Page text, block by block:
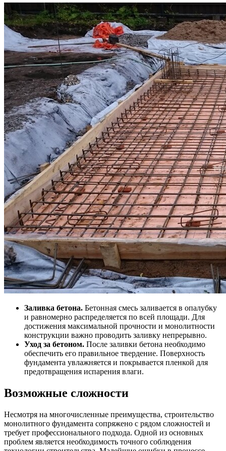
Заливка бетона. Бетонная смесь заливается в опалубку
и равномерно распределяется по всей площади. Для
достижения максимальной прочности и монолитности
конструкции важно проводить заливку непрерывно.
Уход за бетоном. После заливки бетона необходимо
обеспечить его правильное твердение. Поверхность
фундамента увлажняется и покрывается пленкой для
предотвращения испарения влаги.
Возможные сложности
Несмотря на многочисленные преимущества, строительство
монолитного фундамента сопряжено с рядом сложностей и
требует профессионального подхода. Одной из основных
проблем является необходимость точного соблюдения